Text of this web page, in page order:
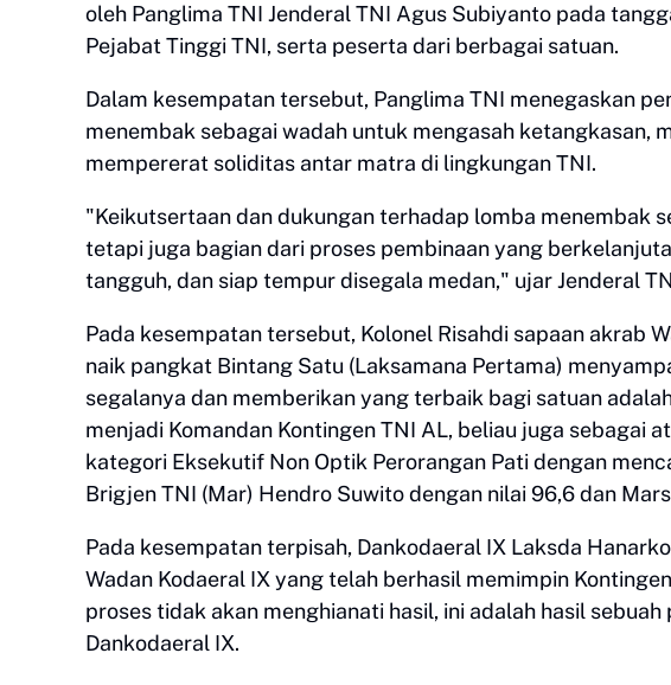
oleh Panglima TNI Jenderal TNI Agus Subiyanto pada
Pejabat Tinggi TNI, serta peserta dari berbagai satuan.
Dalam kesempatan tersebut, Panglima TNI menegaskan
menembak sebagai wadah untuk mengasah ketangkasan,
mempererat soliditas antar matra di lingkungan TNI.
"Keikutsertaan dan dukungan terhadap lomba menembak
tetapi juga bagian dari proses pembinaan yang
tangguh, dan siap tempur disegala medan," ujar Jenderal
Pada kesempatan tersebut, Kolonel Risahdi sapaan akrab
naik pangkat Bintang Satu (Laksamana Pertama)
segalanya dan memberikan yang terbaik bagi satuan
menjadi Komandan Kontingen TNI AL, beliau juga sebagai
kategori Eksekutif Non Optik Perorangan Pati dengan
Brigjen TNI (Mar) Hendro Suwito dengan nilai 96,6 dan
Pada kesempatan terpisah, Dankodaeral IX Laksda
Wadan Kodaeral IX yang telah berhasil memimpin
proses tidak akan menghianati hasil, ini adalah hasil
Dankodaeral IX.